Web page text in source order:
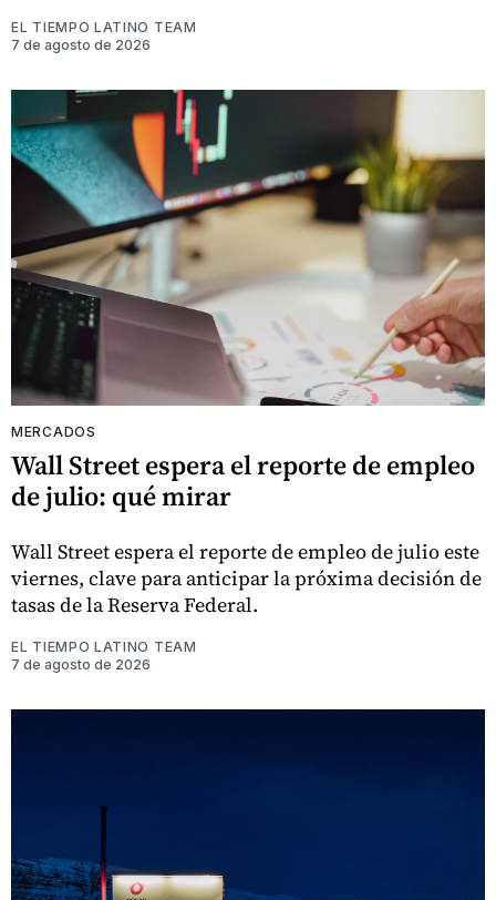
EL TIEMPO LATINO TEAM
7 de agosto de 2026
MERCADOS
Wall Street espera el reporte de empleo
de julio: qué mirar
Wall Street espera el reporte de empleo de julio este
viernes, clave para anticipar la próxima decisión de
tasas de la Reserva Federal.
EL TIEMPO LATINO TEAM
7 de agosto de 2026